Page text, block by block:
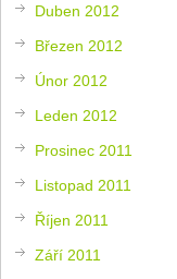
Duben 2012
Březen 2012
Únor 2012
Leden 2012
Prosinec 2011
Listopad 2011
Říjen 2011
Září 2011